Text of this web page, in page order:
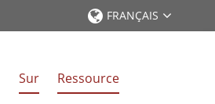
FRANÇAIS
Sur
Ressource